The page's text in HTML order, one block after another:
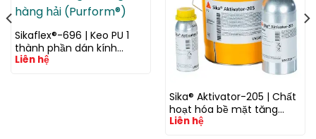
Sikaflex®-696 | Keo PU 1
thành phần dán kính
khoáng cho ngành hàng
Liên hệ
Sika® Aktivator-205 | Chất
hoạt hóa bề mặt tăng
bám dính cho keo silicone
Liên hệ